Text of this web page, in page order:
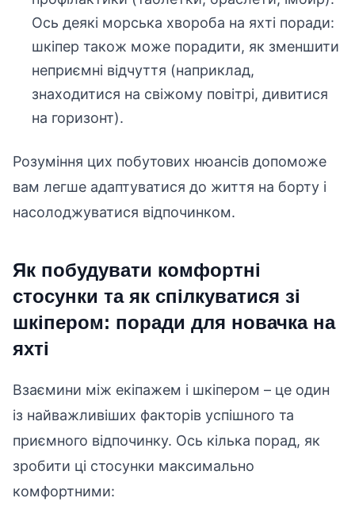
Ось деякі морська хвороба на яхті поради:
шкіпер також може порадити, як зменшити
неприємні відчуття (наприклад,
знаходитися на свіжому повітрі, дивитися
на горизонт).
Розуміння цих побутових нюансів допоможе
вам легше адаптуватися до життя на борту і
насолоджуватися відпочинком.
Як побудувати комфортні
стосунки та як спілкуватися зі
шкіпером: поради для новачка на
яхті
Взаємини між екіпажем і шкіпером – це один
із найважливіших факторів успішного та
приємного відпочинку. Ось кілька порад, як
зробити ці стосунки максимально
комфортними: